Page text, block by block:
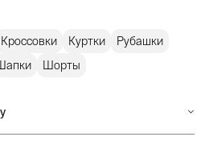
Кроссовки Куртки
Рубашки
Шапки Шорты